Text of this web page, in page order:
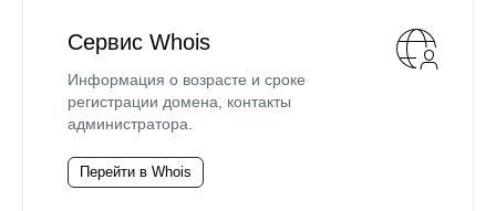
Сервис Whois
Информация о возрасте и сроке
регистрации домена, контакты
администратора.
Перейти в Whois